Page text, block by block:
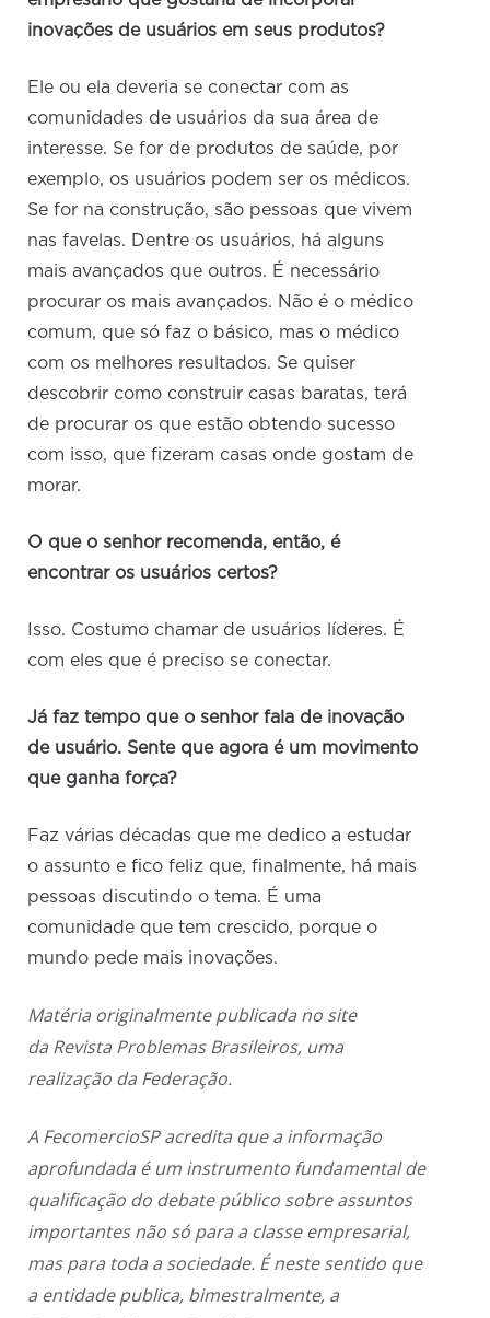
inovações de usuários em seus produtos?
Ele ou ela deveria se conectar com as
comunidades de usuários da sua área de
interesse. Se for de produtos de saúde, por
exemplo, os usuários podem ser os médicos.
Se for na construção, são pessoas que vivem
nas favelas. Dentre os usuários, há alguns
mais avançados que outros. É necessário
procurar os mais avançados. Não é o médico
comum, que só faz o básico, mas o médico
com os melhores resultados. Se quiser
descobrir como construir casas baratas, terá
de procurar os que estão obtendo sucesso
com isso, que fizeram casas onde gostam de
morar.
O que o senhor recomenda, então, é
encontrar os usuários certos?
Isso. Costumo chamar de usuários líderes. É
com eles que é preciso se conectar.
Já faz tempo que o senhor fala de inovação
de usuário. Sente que agora é um movimento
que ganha força?
Faz várias décadas que me dedico a estudar
o assunto e fico feliz que, finalmente, há mais
pessoas discutindo o tema. É uma
comunidade que tem crescido, porque o
mundo pede mais inovações.
Matéria originalmente publicada no site
da Revista Problemas Brasileiros, uma
realização da Federação.
A FecomercioSP acredita que a informação
aprofundada é um instrumento fundamental de
qualificação do debate público sobre assuntos
importantes não só para a classe empresarial,
mas para toda a sociedade. É neste sentido que
a entidade publica, bimestralmente, a